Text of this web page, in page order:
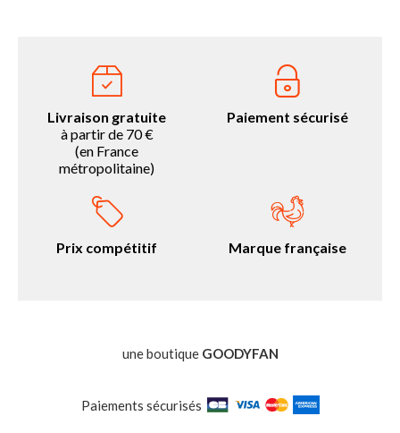
Livraison gratuite
à partir de 70 €
(en France
métropolitaine)
Paiement sécurisé
Prix compétitif Marque française
une boutique GOODYFAN
Paiements sécurisés